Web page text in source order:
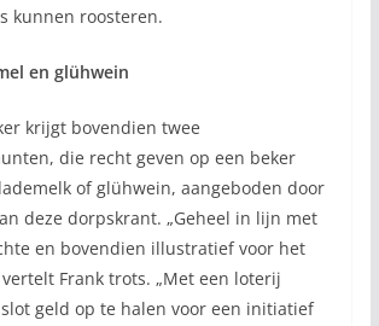
kunnen roosteren.
en glühwein
krijgt bovendien twee
die recht geven op een beker
of glühwein, aangeboden door
deze dorpskrant. „Geheel in lijn met
en bovendien illustratief voor het
Frank trots. „Met een loterij
geld op te halen voor een initiatief